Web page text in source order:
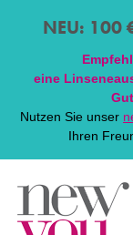
NEU: 100
eine Linsen
Nutzen Sie unser
Ihren